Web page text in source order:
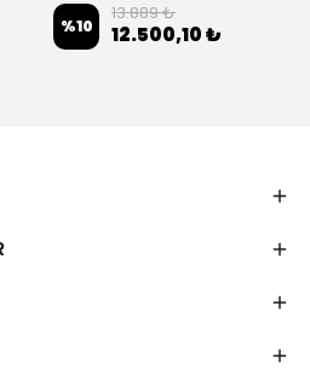
%10
13.889 ₺
12.500,10 ₺